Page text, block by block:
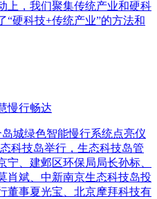
上，我们聚集传统产业和硬科
“硬科技+传统产业”的方法和
慢行畅达
城绿色智能慢行系统点亮仪
科技岛举行，生态科技岛管
宁、建邺区环保局局长孙标、
肖斌、中新南京生态科技岛投
董事夏光宝、北京摩拜科技有